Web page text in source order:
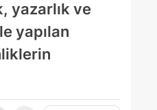
yazarlık ve
yapılan